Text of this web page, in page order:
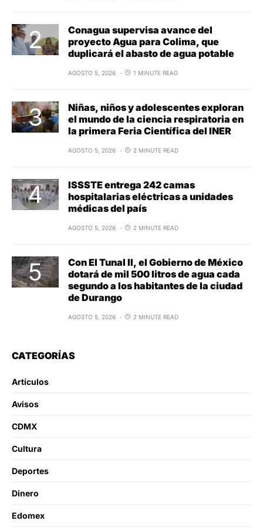
Conagua supervisa avance del
proyecto Agua para Colima, que
duplicará el abasto de agua potable
AGOSTO 5, 2026 1 MINUTE READ
Niñas, niños y adolescentes exploran
el mundo de la ciencia respiratoria en
la primera Feria Científica del INER
AGOSTO 5, 2026 2 MINUTE READ
ISSSTE entrega 242 camas
hospitalarias eléctricas a unidades
médicas del país
AGOSTO 5, 2026 2 MINUTE READ
Con El Tunal II, el Gobierno de México
dotará de mil 500 litros de agua cada
segundo a los habitantes de la ciudad
de Durango
AGOSTO 5, 2026 2 MINUTE READ
CATEGORÍAS
Artículos
Avisos
CDMX
Cultura
Deportes
Dinero
Edomex